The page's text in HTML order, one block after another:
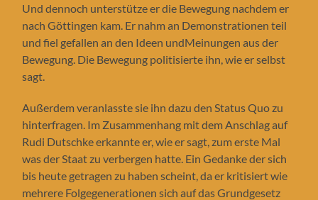
Und dennoch unterstütze er die Bewegung nachdem er
nach Göttingen kam. Er nahm an Demonstrationen teil
und fiel gefallen an den Ideen undMeinungen aus der
Bewegung. Die Bewegung politisierte ihn, wie er selbst
sagt.
Außerdem veranlasste sie ihn dazu den Status Quo zu
hinterfragen. Im Zusammenhang mit dem Anschlag auf
Rudi Dutschke erkannte er, wie er sagt, zum erste Mal
was der Staat zu verbergen hatte. Ein Gedanke der sich
bis heute getragen zu haben scheint, da er kritisiert wie
mehrere Folgegenerationen sich auf das Grundgesetz